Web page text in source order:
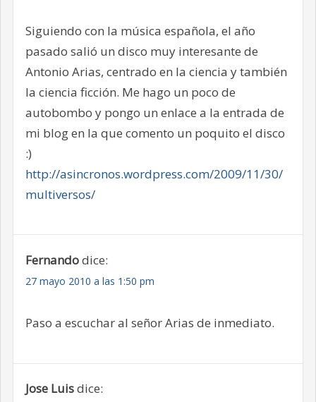
Siguiendo con la música española, el año
pasado salió un disco muy interesante de
Antonio Arias, centrado en la ciencia y también
la ciencia ficción. Me hago un poco de
autobombo y pongo un enlace a la entrada de
mi blog en la que comento un poquito el disco
:)
http://asincronos.wordpress.com/2009/11/30/
multiversos/
Fernandodice:
27 mayo 2010 a las 1:50 pm
Paso a escuchar al señor Arias de inmediato.
Jose Luisdice: